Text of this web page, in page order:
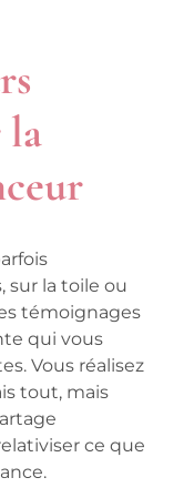
la
sur la toile ou
témoignages
qui vous
Vous réalisez
tout, mais
ce que